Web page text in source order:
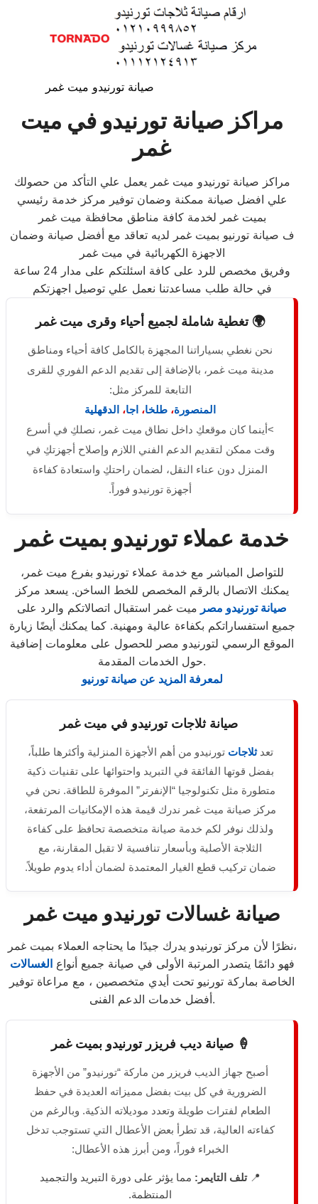
صيانة تورنيدو ميت غمر
مراكز صيانة تورنيدو في ميت
غمر
مراكز صيانة تورنيدو ميت غمر يعمل علي التأكد من حصولك
علي افضل صيانة ممكنة وضمان توفير مركز خدمة رئيسي
بميت غمر لخدمة كافة مناطق محافظة ميت غمر
ف صيانة تورنيو بميت غمر لديه تعاقد مع أفضل صيانة وضمان
الاجهزة الكهربائية في ميت غمر
وفريق مخصص للرد على كافة اسئلتكم على مدار 24 ساعة
في حالة طلب مساعدتنا نعمل علي توصيل اجهزتكم
🌍 تغطية شاملة لجميع أحياء وقرى ميت غمر
نحن نغطي بسياراتنا المجهزة بالكامل كافة أحياء ومناطق
مدينة ميت غمر، بالإضافة إلى تقديم الدعم الفوري للقرى
التابعة للمركز مثل:
المنصورة، طلخا، اجا، الدقهلية
>أينما كان موقعكِ داخل نطاق ميت غمر، نصلكِ في أسرع
وقت ممكن لتقديم الدعم الفني اللازم وإصلاح أجهزتكِ في
المنزل دون عناء النقل، لضمان راحتكِ واستعادة كفاءة
أجهزة تورنيدو فوراً.
خدمة عملاء تورنيدو بميت غمر
للتواصل المباشر مع خدمة عملاء تورنيدو بفرع ميت غمر،
يمكنك الاتصال بالرقم المخصص للخط الساخن. يسعد مركز
صيانة تورنيدو مصر ميت غمر استقبال اتصالاتكم والرد على
جميع استفساراتكم بكفاءة عالية ومهنية. كما يمكنك أيضًا زيارة
الموقع الرسمي لتورنيدو مصر للحصول على معلومات إضافية
حول الخدمات المقدمة.
لمعرفة المزيد عن صيانة تورنيو
صيانة ثلاجات تورنيدو في ميت غمر
تعدثلاجات تورنيدو من أهم الأجهزة المنزلية وأكثرها طلباً،
بفضل قوتها الفائقة في التبريد واحتوائها على تقنيات ذكية
متطورة مثل تكنولوجيا “الإنفرتر” الموفرة للطاقة. نحن في
مركز صيانة ميت غمر ندرك قيمة هذه الإمكانيات المرتفعة،
ولذلك نوفر لكم خدمة صيانة متخصصة تحافظ على كفاءة
الثلاجة الأصلية وبأسعار تنافسية لا تقبل المقارنة، مع
ضمان تركيب قطع الغيار المعتمدة لضمان أداء يدوم طويلاً.
صيانة غسالات تورنيدو ميت غمر
نظرًا لأن مركز تورنيدو يدرك جيدًا ما يحتاجه العملاء بميت غمر،
فهو دائمًا يتصدر المرتبة الأولى في صيانة جميع أنواعالغسالات
الخاصة بماركة تورنيو تحت أيدي متخصصين ، مع مراعاة توفير
أفضل خدمات الدعم الفنى.
🍦 صيانة ديب فريزر تورنيدو بميت غمر
أصبح جهاز الديب فريزر من ماركة “تورنيدو” من الأجهزة
الضرورية في كل بيت بفضل مميزاته العديدة في حفظ
الطعام لفترات طويلة وتعدد موديلاته الذكية. وبالرغم من
كفاءته العالية، قد تطرأ بعض الأعطال التي تستوجب تدخل
الخبراء فوراً، ومن أبرز هذه الأعطال:
📍تلف التايمر: مما يؤثر على دورة التبريد والتجميد
المنتظمة.